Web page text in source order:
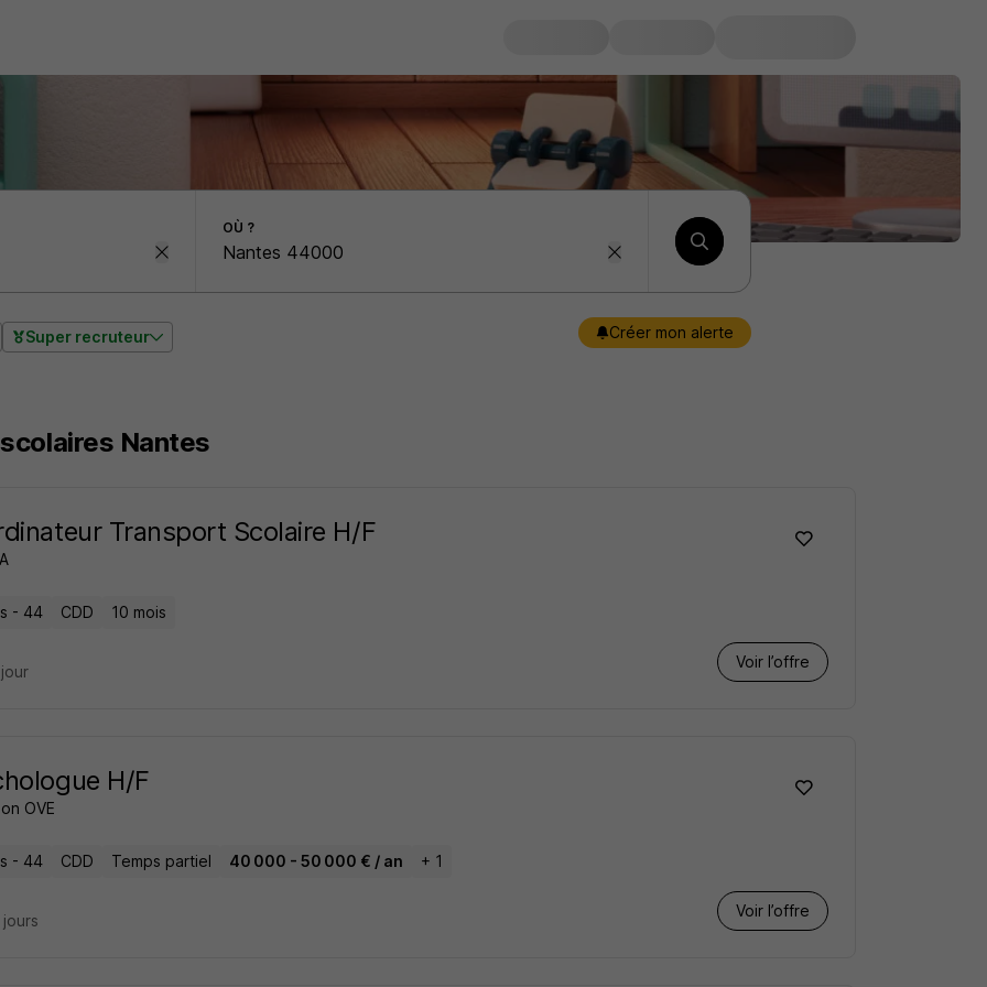
OÙ ?
Super recruteur Créer mon alerte
Nantes
Transport Scolaire H/F
- 44 CDD 10 mois
Voir l’offre
H/F
OVE
- 44 CDD Temps partiel 40 000 - 50 000 € / an + 1
Voir l’offre